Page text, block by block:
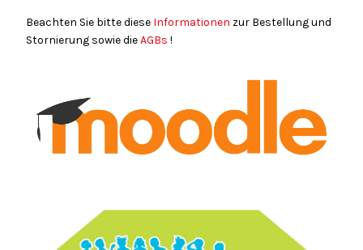
Beachten Sie bitte diese Informationen zur Bestellung und
Stornierung sowie dieAGBs !